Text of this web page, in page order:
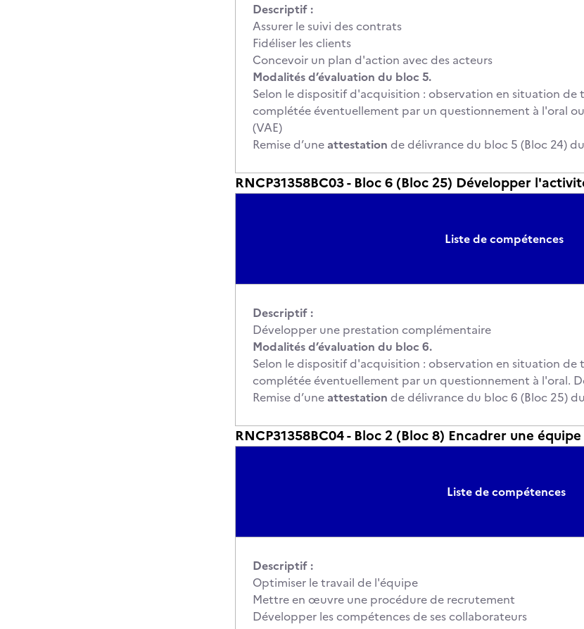
Descriptif :
Assurer le suivi des contrats
Fidéliser les clients
Concevoir un plan d'action avec des acteurs
Modalités d’évaluation du bloc 5.
Selon le dispositif d'acquisition : observation en situation de
complétée éventuellement par un questionnement à l'oral
(VAE)
Remise d’une attestation de délivrance du bloc 5 (Bloc 24)
RNCP31358BC03 - Bloc 6 (Bloc 25) Développer
Liste de compétences
Descriptif :
Développer une prestation complémentaire
Modalités d’évaluation du bloc 6.
Selon le dispositif d'acquisition : observation en situation de
complétée éventuellement par un questionnement à l'oral.
Remise d’une attestation de délivrance du bloc 6 (Bloc 25)
RNCP31358BC04 - Bloc 2 (Bloc 8) Encadrer une équipe
Liste de compétences
Descriptif :
Optimiser le travail de l'équipe
Mettre en œuvre une procédure de recrutement
Développer les compétences de ses collaborateurs